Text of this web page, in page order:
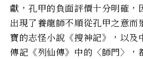
獻，孔甲的負面評價十分明確，
出現了養龍師不順從孔甲之意而
寶的志怪小說《搜神記》，以及
傳記《列仙傳》中的〈師門〉